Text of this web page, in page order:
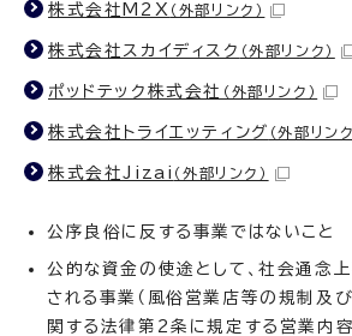
株式会社M2X （外部リンク）
株式会社スカイディスク （外部リンク）
ポッドテック株式会社 （外部リンク）
株式会社トライエッティング （外部リンク
株式会社Jizai （外部リンク）
公序良俗に反する事業ではないこと
公的な資金の使途として、社会通念
される事業（風俗営業店等の規制及
関する法律第2条に規定する営業内容